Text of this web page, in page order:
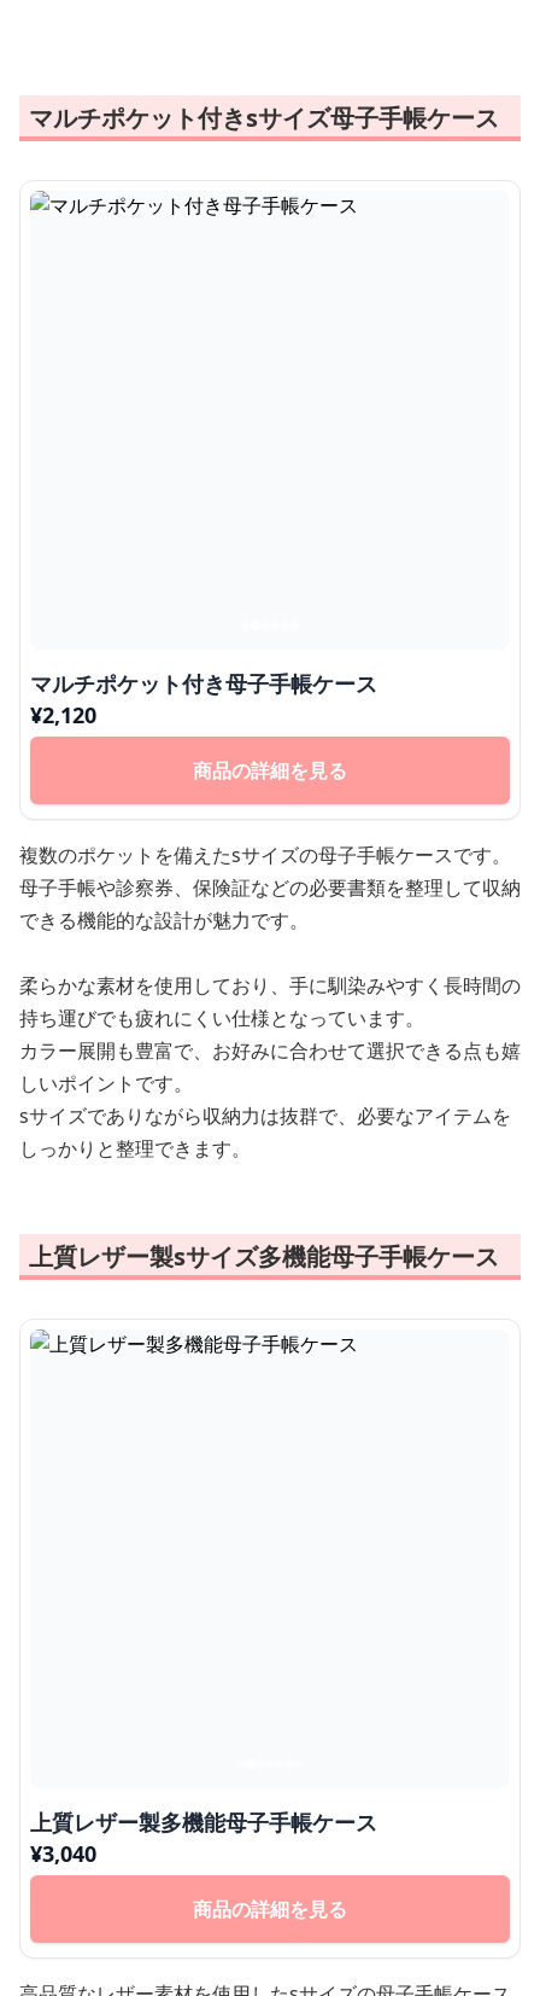
マルチポケット付きsサイズ母子手帳ケース
マルチポケット付き母子手帳ケース
¥2,120
商品の詳細を見る
複数のポケットを備えたsサイズの母子手帳ケースです。
母子手帳や診察券、保険証などの必要書類を整理して収納
できる機能的な設計が魅力です。
柔らかな素材を使用しており、手に馴染みやすく長時間の
持ち運びでも疲れにくい仕様となっています。
カラー展開も豊富で、お好みに合わせて選択できる点も嬉
しいポイントです。
sサイズでありながら収納力は抜群で、必要なアイテムを
しっかりと整理できます。
上質レザー製sサイズ多機能母子手帳ケース
上質レザー製多機能母子手帳ケース
¥3,040
商品の詳細を見る